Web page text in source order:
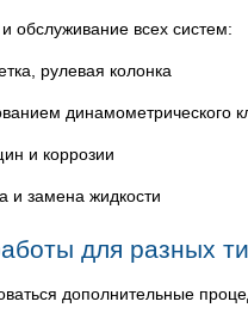
обслуживание всех систем:
рулевая колонка
динамометрического
и коррозии
и замена жидкости
для разных
дополнительные